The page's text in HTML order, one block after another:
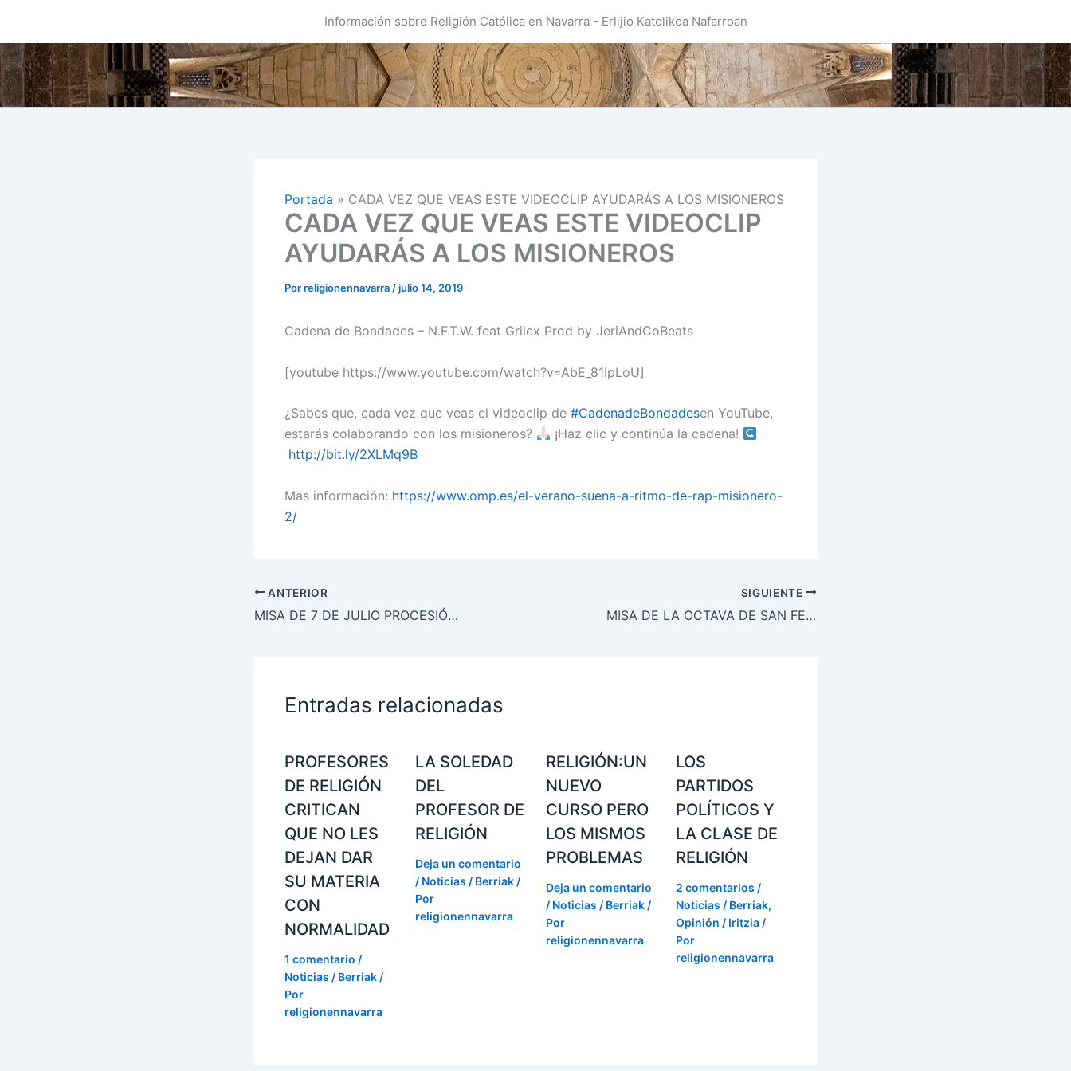
contenido
Información sobre Religión Católica en Navarra - Erlijio Katolikoa Nafarroan
Portada » CADA VEZ QUE VEAS ESTE VIDEOCLIP AYUDARÁS A LOS MISIONEROS
CADA VEZ QUE VEAS ESTE VIDEOCLIP
AYUDARÁS A LOS MISIONEROS
Porreligionennavarra /julio 14, 2019
Cadena de Bondades – N.F.T.W. feat Grilex Prod by JeriAndCoBeats
[youtube https://www.youtube.com/watch?v=AbE_81IpLoU]
¿Sabes que, cada vez que veas el videoclip de #CadenadeBondadesen YouTube,
estarás colaborando con los misioneros?
¡Haz clic y continúa la cadena!
http://bit.ly/2XLMq9B
Más información: https://www.omp.es/el-verano-suena-a-ritmo-de-rap-misionero-
2/
ANTERIOR
MISA DE 7 DE JULIO PROCESIÓN DE SAN FERMÍN 2019
SIGUIENTE
MISA DE LA OCTAVA DE SAN FERMÍN 14/07/2019
Entradas relacionadas
PROFESORES
DE RELIGIÓN
CRITICAN
QUE NO LES
DEJAN DAR
SU MATERIA
CON
NORMALIDAD
1 comentario /
Noticias / Berriak /
Por
religionennavarra
LA SOLEDAD
DEL
PROFESOR DE
RELIGIÓN
Deja un comentario
/ Noticias / Berriak/
Por
religionennavarra
RELIGIÓN:UN
NUEVO
CURSO PERO
LOS MISMOS
PROBLEMAS
Deja un comentario
/ Noticias / Berriak/
Por
religionennavarra
LOS
PARTIDOS
POLÍTICOS Y
LA CLASE DE
RELIGIÓN
2 comentarios /
Noticias / Berriak,
Opinión / Iritzia /
Por
religionennavarra